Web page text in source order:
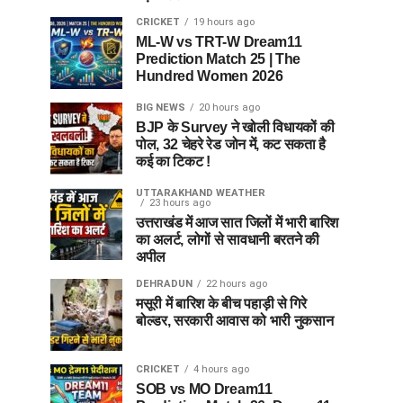
CRICKET 19 hours ago
ML-W vs TRT-W Dream11
Prediction Match 25 | The
Hundred Women 2026
BIG NEWS 20 hours ago
BJP के Survey ने खोली विधायकों की
पोल, 32 चेहरे रेड जोन में, कट सकता है
कई का टिकट !
UTTARAKHAND WEATHER
23 hours ago
उत्तराखंड में आज सात जिलों में भारी बारिश
का अलर्ट, लोगों से सावधानी बरतने की
अपील
DEHRADUN 22 hours ago
मसूरी में बारिश के बीच पहाड़ी से गिरे
बोल्डर, सरकारी आवास को भारी नुकसान
CRICKET 4 hours ago
SOB vs MO Dream11